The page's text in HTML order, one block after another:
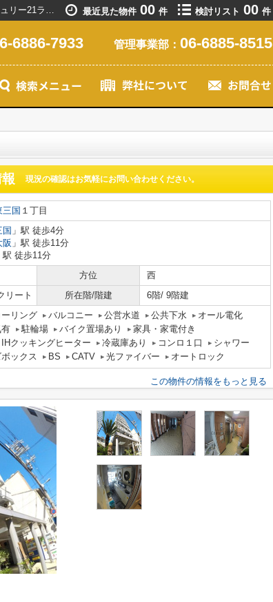
十信前ミールズの過去掲載物件｜新大阪駅で賃貸マンションを探すなら創業20年以上のセンチュリー21ライフネット・ライブグループ 最近見た物件 00 件 検討リスト 00 件
6886-7933 管理事業部： 06-6885-8515
現況の確認はお気軽にお問い合わせください。
三国 １丁目
国 」駅 徒歩4分
阪 」駅 徒歩11分
駅 徒歩11分
方位
西
リート 所在階/階建 6階/ 9階建
ーリング バルコニー 公営水道 公共下水
オール電化
有 駐輪場 バイク置場あり
家具・家電付き
IHクッキングヒーター 冷蔵庫あり コンロ１口
シャワー
ックス BS CATV 光ファイバー オートロック
この物件の情報をもっと見る